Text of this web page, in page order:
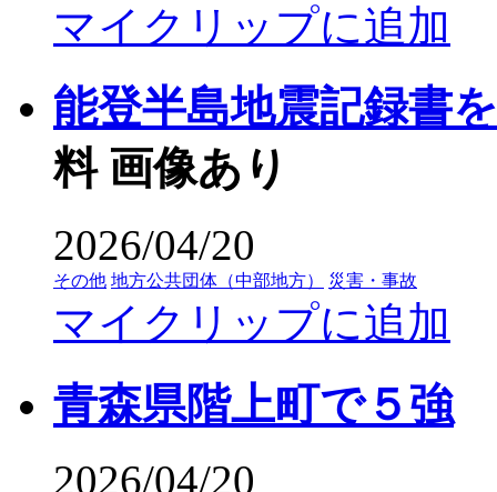
マイクリップに追加
能登半島地震記録書
料 画像あり
2026/04/20
その他 地方公共団体（中部地方） 災害・事故
マイクリップに追加
青森県階上町で５強
2026/04/20